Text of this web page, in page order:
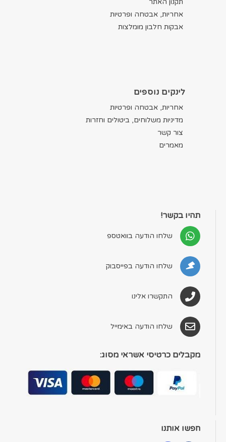
אחריות, אבטחה ופרטיות
אבקות חלבון מומלצות
לינקים נוספים
אחריות, אבטחה ופרטיות
מדיניות משלוחים, ביטולים וחזרות
צור קשר
מאמרים
תהיו בקשר!
שלחו הודעה בוואטספ
שלחו הודעה בפייסבוק
התקשרו אלינו
שלחו הודעה באימייל
מקבלים כרטיסי אשראי מסוג:
חפשו אותנו